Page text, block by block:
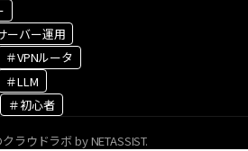
ーバー運用
＃VPNルータ
＃LLM
＃初心者
ラウドラボ by NETASSIST.